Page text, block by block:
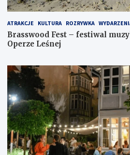
ATRAKCJE KULTURA ROZRYWKA
Brasswood Fest – festiwal
Operze Leśnej